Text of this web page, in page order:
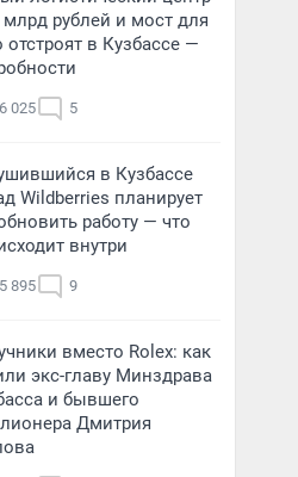
млрд рублей и мост для
отстроят в Кузбассе —
6 025 5
в Кузбассе
Wildberries планирует
работу — что
внутри
5 895 9
вместо Rolex: как
экс-главу Минздрава
и бывшего
Дмитрия